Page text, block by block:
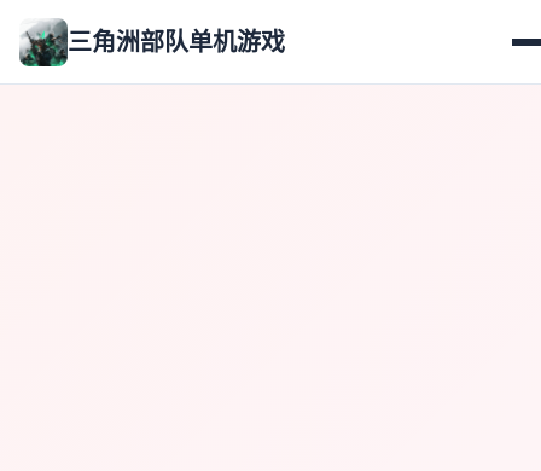
三角洲部队单机游戏